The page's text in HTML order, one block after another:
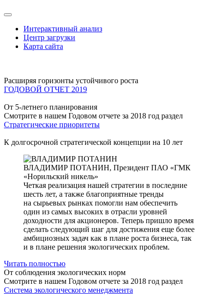
Интерактивный анализ
Центр загрузки
Карта сайта
Расширяя горизонты устойчивого роста
ГОДОВОЙ ОТЧЕТ 2019
От 5-летнего планирования
Смотрите в нашем Годовом отчете за 2018 год раздел
Стратегические приоритеты
К долгосрочной стратегической концепции на 10 лет
ВЛАДИМИР ПОТАНИН, Президент ПАО «ГМК
«Норильский никель»
Четкая реализация нашей стратегии в последние
шесть лет, а также благоприятные тренды
на сырьевых рынках помогли нам обеспечить
один из самых высоких в отрасли уровней
доходности для акционеров. Теперь пришло время
сделать следующий шаг для достижения еще более
амбициозных задач как в плане роста бизнеса, так
и в плане решения экологических проблем.
Читать полностью
От соблюдения экологических норм
Смотрите в нашем Годовом отчете за 2018 год раздел
Система экологического менеджмента